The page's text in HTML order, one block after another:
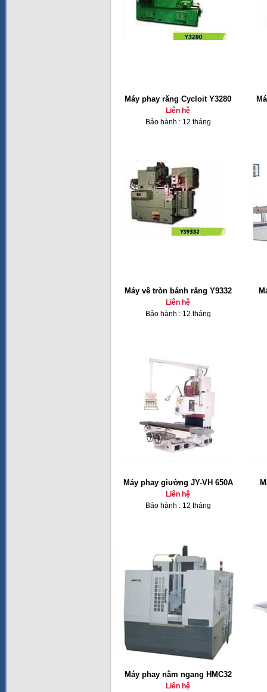
Máy phay răng Cycloit Y3280
Liên hệ
Bảo hành : 12 tháng
Máy vê tròn bánh răng Y9332
Liên hệ
Bảo hành : 12 tháng
Máy phay giường JY-VH 650A
Liên hệ
Bảo hành : 12 tháng
Máy phay nằm ngang HMC32
Liên hệ